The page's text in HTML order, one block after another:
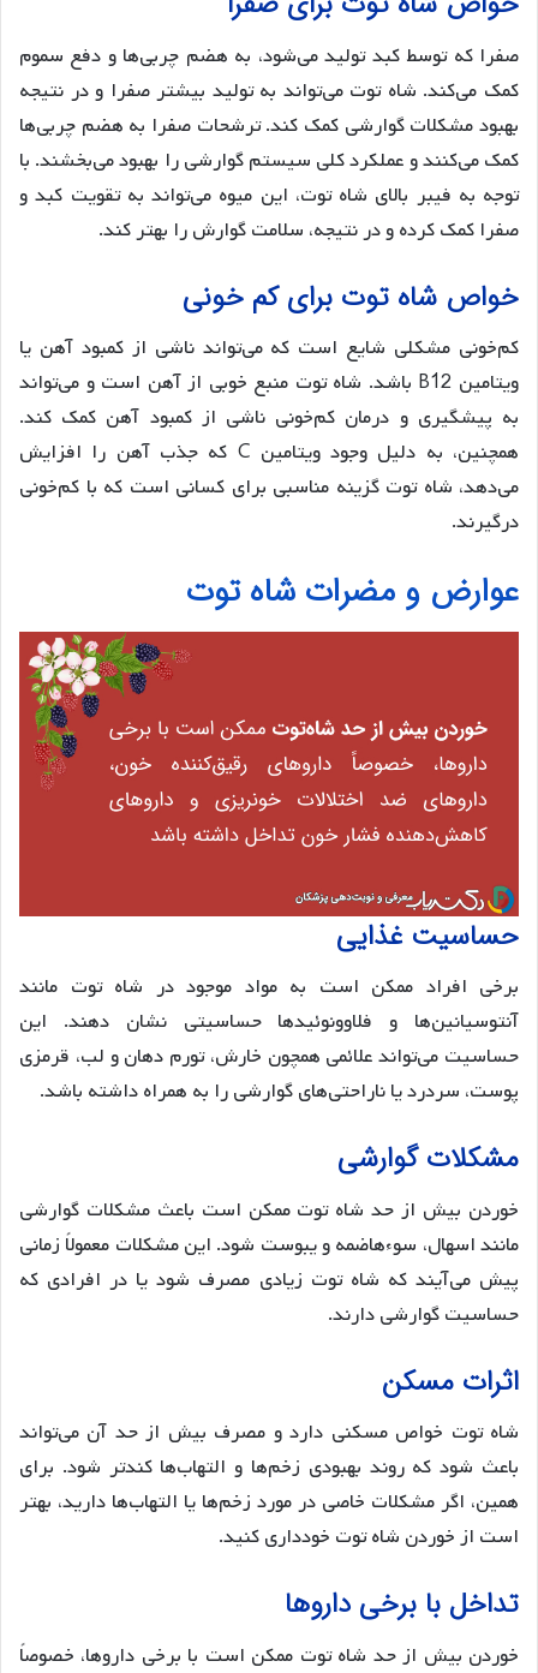
صفرا که توسط کبد تولید می‌شود، به هضم چربی‌ها و دفع سموم
کمک می‌کند. شاه توت می‌تواند به تولید بیشتر صفرا و در نتیجه
بهبود مشکلات گوارشی کمک کند. ترشحات صفرا به هضم چربی‌ها
کمک می‌کنند و عملکرد کلی سیستم گوارشی را بهبود می‌بخشند. با
توجه به فیبر بالای شاه توت، این میوه می‌تواند به تقویت کبد و
صفرا کمک کرده و در نتیجه، سلامت گوارش را بهتر کند.
خواص شاه توت برای کم خونی
کم‌خونی مشکلی شایع است که می‌تواند ناشی از کمبود آهن یا
ویتامین B12 باشد. شاه توت منبع خوبی از آهن است و می‌تواند
به پیشگیری و درمان کم‌خونی ناشی از کمبود آهن کمک کند.
همچنین، به دلیل وجود ویتامین C که جذب آهن را افزایش
می‌دهد، شاه توت گزینه مناسبی برای کسانی است که با کم‌خونی
درگیرند.
عوارض و مضرات شاه توت
حساسیت غذایی
برخی افراد ممکن است به مواد موجود در شاه توت مانند
آنتوسیانین‌ها و فلاوونوئیدها حساسیتی نشان دهند. این
حساسیت می‌تواند علائمی همچون خارش، تورم دهان و لب، قرمزی
پوست، سردرد یا ناراحتی‌های گوارشی را به همراه داشته باشد.
مشکلات گوارشی
خوردن بیش از حد شاه توت ممکن است باعث مشکلات گوارشی
مانند اسهال، سوءهاضمه و یبوست شود. این مشکلات معمولاً زمانی
پیش می‌آیند که شاه توت زیادی مصرف شود یا در افرادی که
حساسیت گوارشی دارند.
اثرات مسکن
شاه توت خواص مسکنی دارد و مصرف بیش از حد آن می‌تواند
باعث شود که روند بهبودی زخم‌ها و التهاب‌ها کندتر شود. برای
همین، اگر مشکلات خاصی در مورد زخم‌ها یا التهاب‌ها دارید، بهتر
است از خوردن شاه توت خودداری کنید.
تداخل با برخی داروها
خوردن بیش از حد شاه توت ممکن است با برخی داروها، خصوصاً